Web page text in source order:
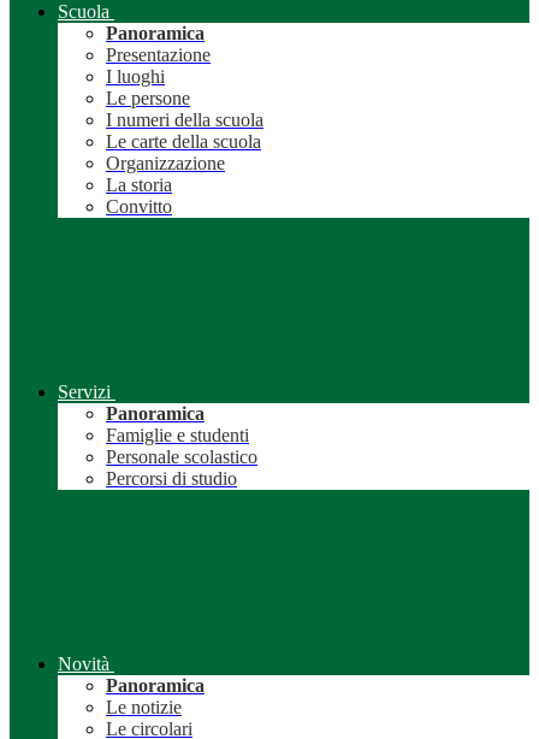
Scuola
Panoramica
Presentazione
I luoghi
Le persone
I numeri della scuola
Le carte della scuola
Organizzazione
La storia
Convitto
Servizi
Panoramica
Famiglie e studenti
Personale scolastico
Percorsi di studio
Novità
Panoramica
Le notizie
Le circolari